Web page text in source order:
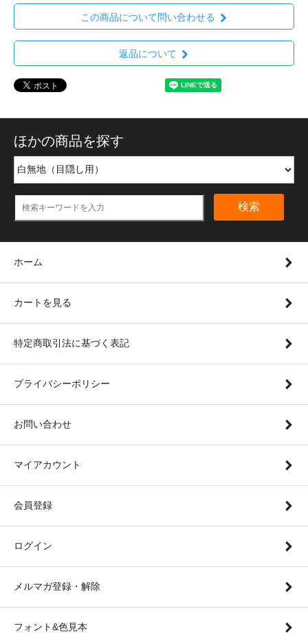
この商品について問い合わせる
返品について
ほかの商品を探す
検索
ホーム
カートを見る
特定商取引法に基づく表記
プライバシーポリシー
お問い合わせ
マイアカウント
会員登録
ログイン
メルマガ登録・解除
フォント&色見本